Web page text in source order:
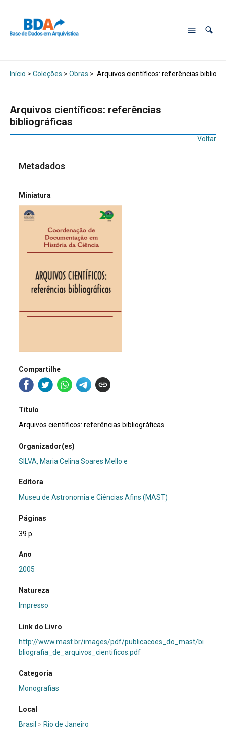
Início > Coleções > Obras > Arquivos científicos: referências
Arquivos científicos: referências
bibliográficas
Voltar
Metadados
Miniatura
Compartilhe
Título
Arquivos científicos: referências bibliográficas
Organizador(es)
SILVA, Maria Celina Soares Mello e
Editora
Museu de Astronomia e Ciências Afins (MAST)
Páginas
39 p.
Ano
2005
Natureza
Impresso
Link do Livro
http://www.mast.br/images/pdf/publicacoes_do_mast/bi
bliografia_de_arquivos_cientificos.pdf
Categoria
Monografias
Local
Brasil > Rio de Janeiro